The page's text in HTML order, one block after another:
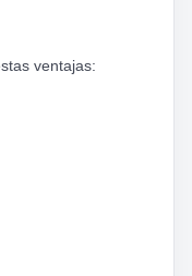
ventajas: